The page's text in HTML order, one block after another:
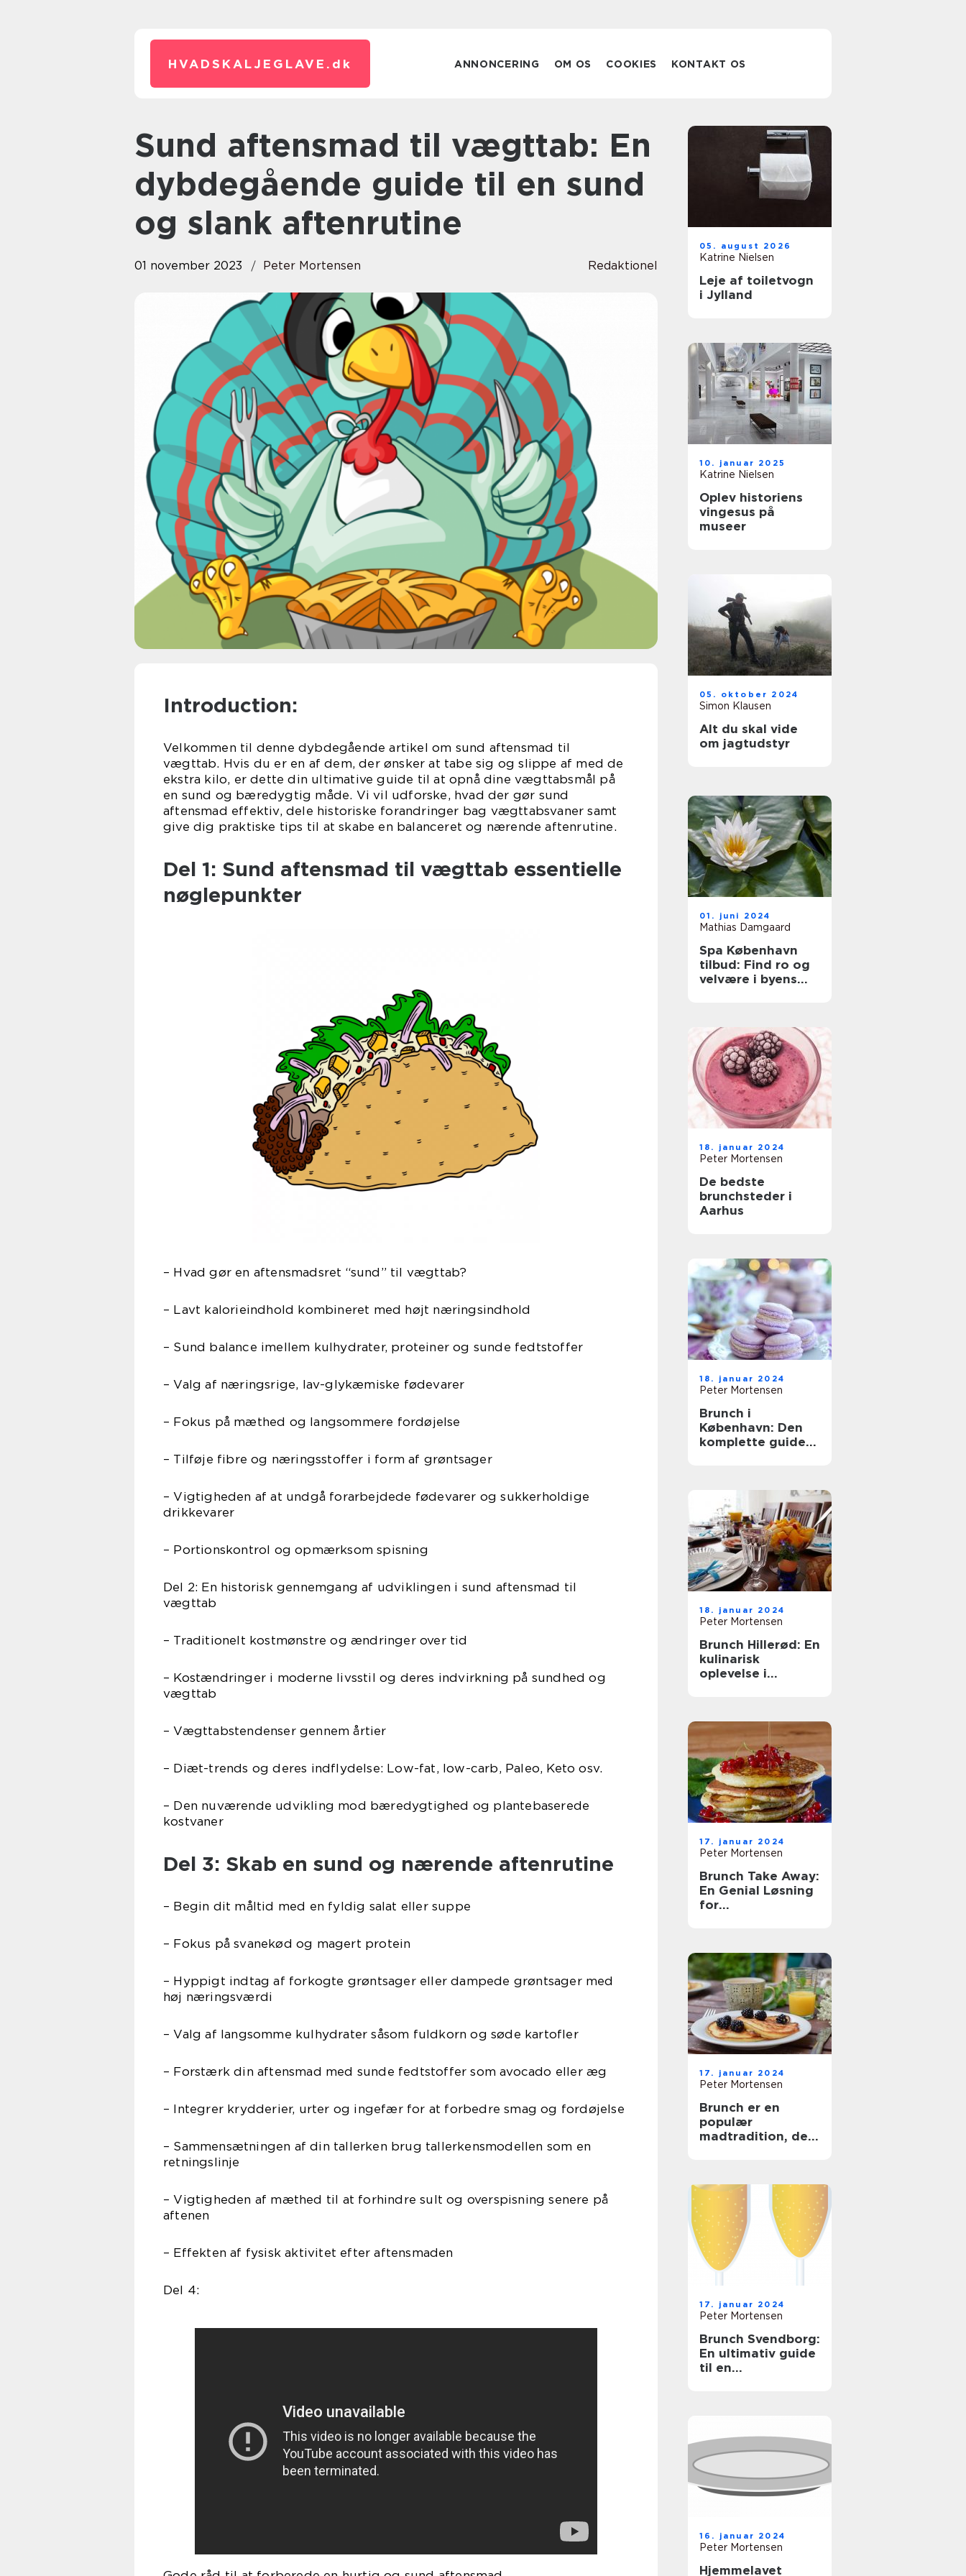
HVADSKALJEGLAVE. dk ANNONCERING OM OS COOKIES KONTAKT OS
Sund aftensmad til vægttab: En
dybdegående guide til en sund
og slank aftenrutine
01 november 2023 Peter Mortensen Redaktionel
Introduction:
Velkommen til denne dybdegående artikel om sund aftensmad til
vægttab. Hvis du er en af dem, der ønsker at tabe sig og slippe af med de
ekstra kilo, er dette din ultimative guide til at opnå dine vægttabsmål på
en sund og bæredygtig måde. Vi vil udforske, hvad der gør sund
aftensmad effektiv, dele historiske forandringer bag vægttabsvaner samt
give dig praktiske tips til at skabe en balanceret og nærende aftenrutine.
Del 1: Sund aftensmad til vægttab essentielle
nøglepunkter
– Hvad gør en aftensmadsret “sund” til vægttab?
– Lavt kalorieindhold kombineret med højt næringsindhold
– Sund balance imellem kulhydrater, proteiner og sunde fedtstoffer
– Valg af næringsrige, lav-glykæmiske fødevarer
– Fokus på mæthed og langsommere fordøjelse
– Tilføje fibre og næringsstoffer i form af grøntsager
– Vigtigheden af at undgå forarbejdede fødevarer og sukkerholdige
drikkevarer
– Portionskontrol og opmærksom spisning
Del 2: En historisk gennemgang af udviklingen i sund aftensmad til
vægttab
– Traditionelt kostmønstre og ændringer over tid
– Kostændringer i moderne livsstil og deres indvirkning på sundhed og
vægttab
– Vægttabstendenser gennem årtier
– Diæt-trends og deres indflydelse: Low-fat, low-carb, Paleo, Keto osv.
– Den nuværende udvikling mod bæredygtighed og plantebaserede
kostvaner
Del 3: Skab en sund og nærende aftenrutine
– Begin dit måltid med en fyldig salat eller suppe
– Fokus på svanekød og magert protein
– Hyppigt indtag af forkogte grøntsager eller dampede grøntsager med
høj næringsværdi
– Valg af langsomme kulhydrater såsom fuldkorn og søde kartofler
– Forstærk din aftensmad med sunde fedtstoffer som avocado eller æg
– Integrer krydderier, urter og ingefær for at forbedre smag og fordøjelse
– Sammensætningen af din tallerken brug tallerkensmodellen som en
retningslinje
– Vigtigheden af mæthed til at forhindre sult og overspisning senere på
aftenen
– Effekten af fysisk aktivitet efter aftensmaden
Del 4:
05. august 2026
Katrine Nielsen
Leje af toiletvogn
i Jylland
10. januar 2025
Katrine Nielsen
Oplev historiens
vingesus på
museer
05. oktober 2024
Simon Klausen
Alt du skal vide
om jagtudstyr
01. juni 2024
Mathias Damgaard
Spa København
tilbud: Find ro og
velvære i byens
18. januar 2024
Peter Mortensen
De bedste
brunchsteder i
Aarhus
18. januar 2024
Peter Mortensen
Brunch i
København: Den
komplette guide
18. januar 2024
Peter Mortensen
Brunch Hillerød: En
kulinarisk
oplevelse i
17. januar 2024
Peter Mortensen
Brunch Take Away:
En Genial Løsning
for
17. januar 2024
Peter Mortensen
Brunch er en
populær
madtradition, der
frokost og giver
folk mulighed for
at nyde en lækker
og afslappet
spiseoplevelse
17. januar 2024
Peter Mortensen
Brunch Svendborg:
En ultimativ guide
til en
16. januar 2024
Peter Mortensen
Hjemmelavet